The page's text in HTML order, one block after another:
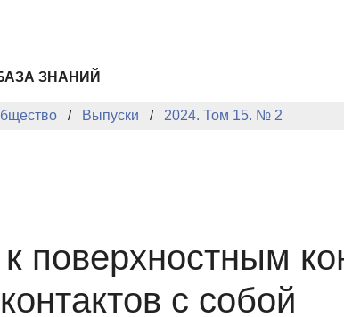
ЗНАНИЙ
Выпуски 2024. Том 15. № 2
поверхностным
с собой